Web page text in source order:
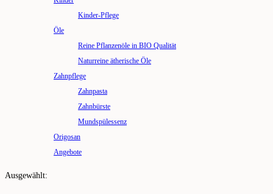
Kinder-Pflege
Öle
Reine Pflanzenöle in BIO Qualität
Naturreine ätherische Öle
Zahnpflege
Zahnpasta
Zahnbürste
Mundspülessenz
Origosan
Angebote
Ausgewählt: